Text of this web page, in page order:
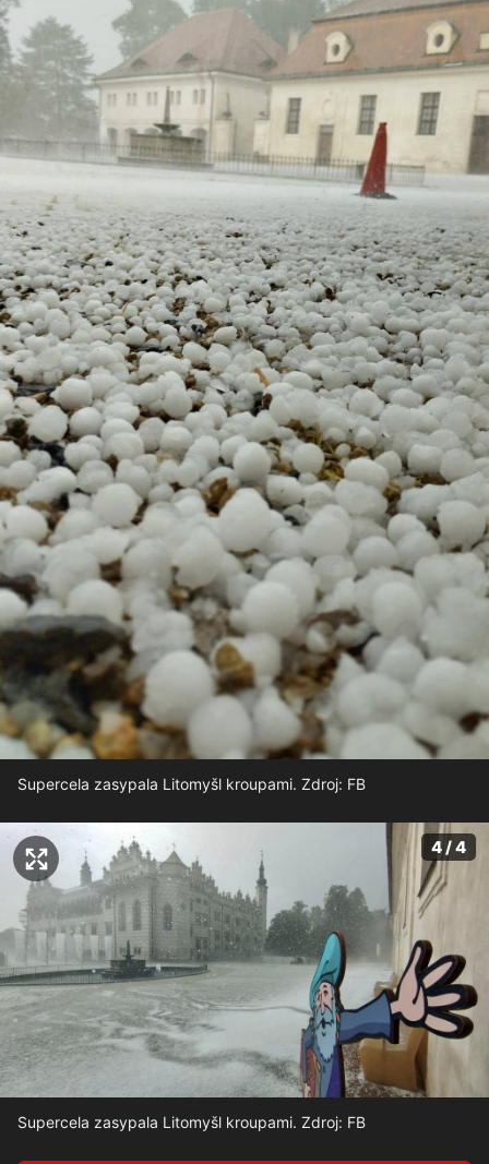
Supercela zasypala Litomyšl kroupami. Zdroj: FB
4 / 4
Supercela zasypala Litomyšl kroupami. Zdroj: FB